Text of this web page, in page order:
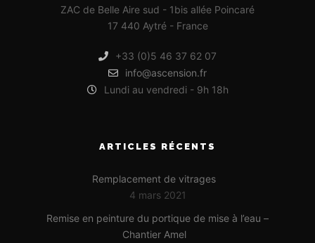
ZAC de Belle Aire sud - 1bis allée Poincaré
17 440 Aytré - France
+33 (0)5 46 37 62 07
info@ascension.fr
Lundi au vendredi - 9h 18h
ARTICLES RÉCENTS
Remplacement de vitrages
4 mars 2021
Remise en peinture du portique de mise à l’eau –
Chantier Amel